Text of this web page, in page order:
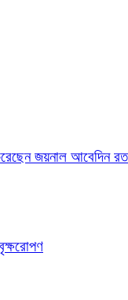
জয়নাল আবেদিন